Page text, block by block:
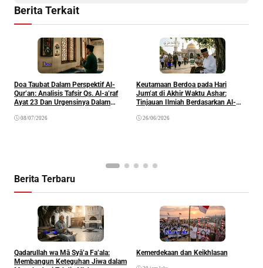
Berita Terkait
Doa
Doa Taubat Dalam Perspektif Al-
Qur’an: Analisis Tafsir Qs. Al-a’raf
Ayat 23 Dan Urgensinya Dalam
Muslim
08/07/2026
Doa
Keutamaan Berdoa pada Hari
Jum’at di Akhir Waktu Ashar:
Tinjauan Ilmiah Berdasarkan Al-
26/06/2026
Berita Terbaru
Ibadah
Qadarullah wa Mā Syā’a Fa’ala:
Membangun Keteguhan Jiwa dalam
Khazanah
Kemerdekaan dan Keikhlasan